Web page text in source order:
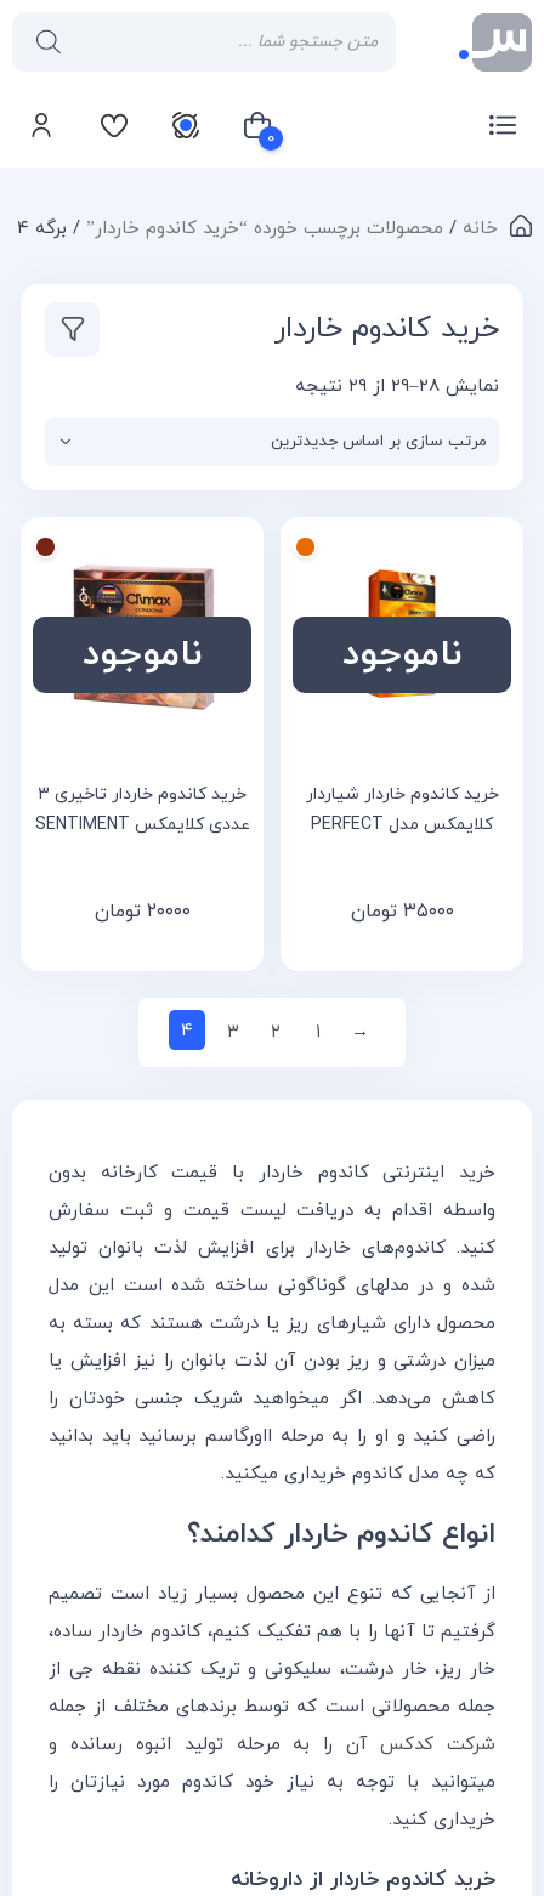
۰
سبد خرید شما خالی است خانه / محصولات برچسب خورده “خرید کاندوم خاردار” / برگه ۴
خرید کاندوم خاردار
نمایش ۲۸–۲۹ از ۲۹ نتیجه
ناموجود
خرید کاندوم خاردار شیاردار
کلایمکس مدل PERFECT
۳۵۰۰۰ تومان
ناموجود
خرید کاندوم خاردار تاخیری 3
عددی کلایمکس SENTIMENT
۲۰۰۰۰ تومان
→ ۱ ۲ ۳ ۴
خرید اینترنتی کاندوم خاردار با قیمت کارخانه بدون
واسطه اقدام به دریافت لیست قیمت و ثبت سفارش
کنید. کاندوم‌های خاردار برای افزایش لذت بانوان تولید
شده و در مدلهای گوناگونی ساخته شده است این مدل
محصول دارای شیارهای ریز یا درشت هستند که بسته به
میزان درشتی و ریز بودن آن لذت بانوان را نیز افزایش یا
کاهش می‌دهد. اگر میخواهید شریک جنسی خودتان را
راضی کنید و او را به مرحله ااورگاسم برسانید باید بدانید
که چه مدل کاندوم خریداری میکنید.
انواع کاندوم خاردار کدامند؟
از آنجایی که تنوع این محصول بسیار زیاد است تصمیم
گرفتیم تا آنها را با هم تفکیک کنیم، کاندوم خاردار ساده،
خار ریز، خار درشت، سلیکونی و تریک کننده نقطه جی از
جمله محصولاتی است که توسط برندهای مختلف از جمله
شرکت کدکسآن را به مرحله تولید انبوه رسانده و
میتوانید با توجه به نیاز خود کاندوم مورد نیازتان را
خریداری کنید.
خرید کاندوم خاردار از داروخانه